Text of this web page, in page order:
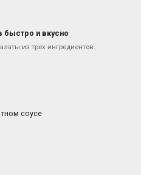
быстро и вкусно
из трех ингредиентов.